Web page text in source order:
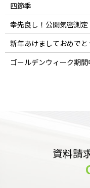
四節季
幸先良し！公開気密測定
新年あけましておめで
ゴールデンウィーク期間
資料請